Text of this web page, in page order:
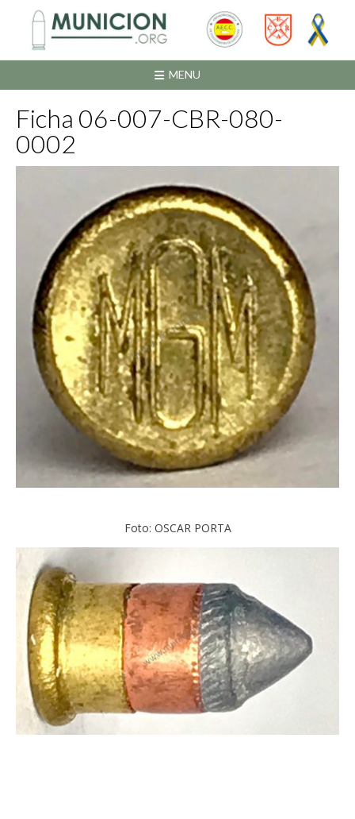
contenido
MENU
Ficha 06-007-CBR-080-
0002
Foto: OSCAR PORTA